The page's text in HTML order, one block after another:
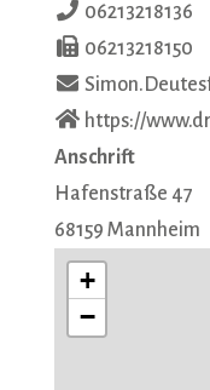
06213218136
06213218150
https://
Anschrift
Hafenstraße 47
68159 Mannheim
+
−